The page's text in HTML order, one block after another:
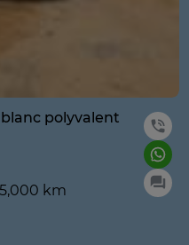
polyvalent
km